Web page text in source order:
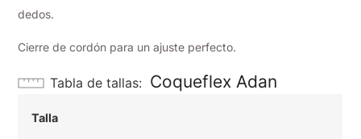
dedos.
Cierre de cordón para un ajuste perfecto.
Tabla de tallas Coqueflex Adan
Talla